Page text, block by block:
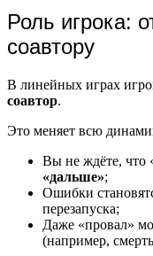
Роль игрока:
соавтору
В линейных играх
соавтор.
Это меняет всю
Вы не ждёте, что
«дальше»;
Ошибки
перезапуска;
Даже «провал»
(например,